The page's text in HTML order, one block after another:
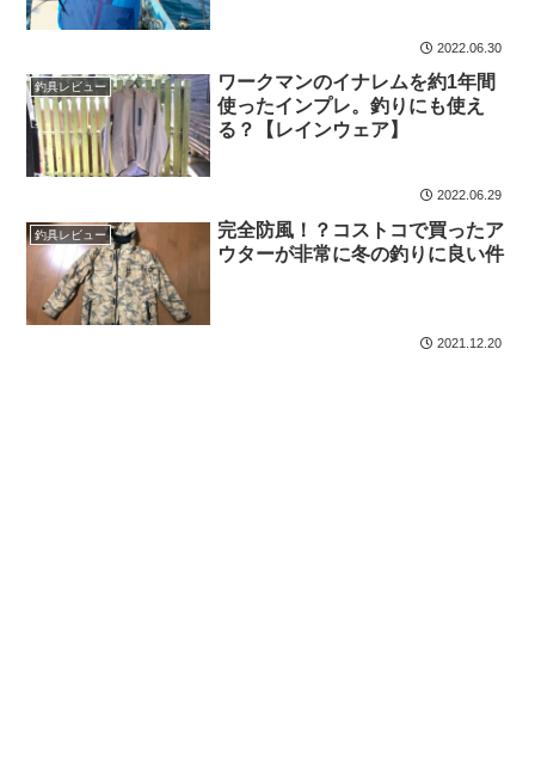
2022.06.30
釣具レビュー
ワークマンのイナレムを約1年間
使ったインプレ。釣りにも使え
る？【レインウェア】
2022.06.29
釣具レビュー
完全防風！？コストコで買ったア
ウターが非常に冬の釣りに良い件
2021.12.20